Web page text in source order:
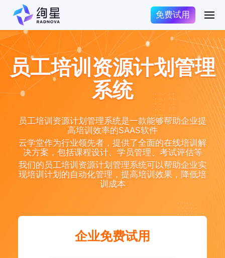
免费试用
员工培训资源计划管理
系统
员工培训资源计划管理系统是一款能够帮助企业提
高培训效率的SAAS软件
云学堂作为行业领先者，提供了全面的在线培训解
决方案，包括课程设计、学员管理、考试评估等
我们的员工培训资源计划管理系统可以帮助企业实
现培训计划的自动化管理，提高培训效果，降低培
训成本
企业免费试用